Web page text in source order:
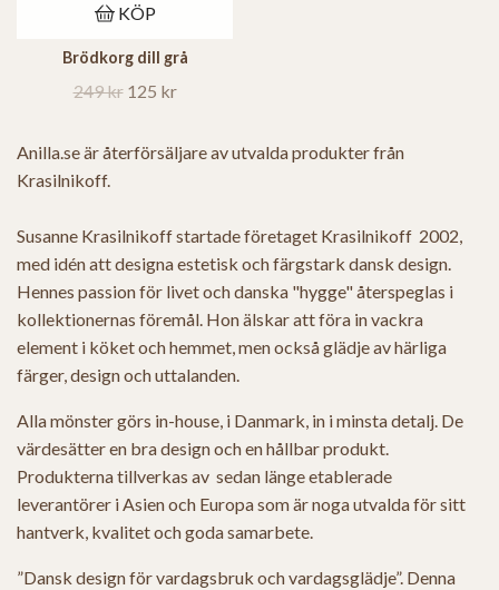
KÖP
Brödkorg dill grå
249 kr 125 kr
Anilla.se är återförsäljare av utvalda produkter från
Krasilnikoff.
Susanne Krasilnikoff startade företaget Krasilnikoff 2002,
med idén att designa estetisk och färgstark dansk design.
Hennes passion för livet och danska "hygge" återspeglas i
kollektionernas föremål. Hon älskar att föra in vackra
element i köket och hemmet, men också glädje av härliga
färger, design och uttalanden.
Alla mönster görs in-house, i Danmark, in i minsta detalj. De
värdesätter en bra design och en hållbar produkt.
Produkterna tillverkas av sedan länge etablerade
leverantörer i Asien och Europa som är noga utvalda för sitt
hantverk, kvalitet och goda samarbete.
”Dansk design för vardagsbruk och vardagsglädje”. Denna